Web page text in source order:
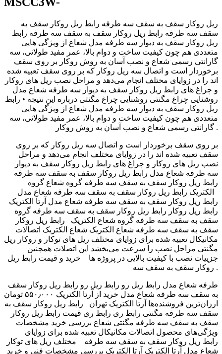
ریل روکار سقف به سقف سه طرفه رابط ریل روکار سقف به
سقف سه طرفه رابط ریل روکار سقف به سقف سه طرفه رابط
ریل روکار سقف به دیوار سه طرفه مدل شعاع از ویژگی هایی
متعددی هم چون کیفیت ساخت و دوام بالا، عمر مفید طولانی، سه
گارانتی رسمی شعاع و نصب آسان به روش روکار بر روی سقف
برخوردار است و اتصال سه ریل روکار که بر روی سقف تعبیه شده
اند را در زوایای مختلف انجام می‌دهد و مراحل نصب ریل های روکار
و چراغ های رابط ریل روکار سقف به دیوار سه طرفه شعاع مدل
روشنایی چراغ مگنتی روشنایی چراغ مگنتی درباره این نتیجه • رابط
ریل روکار سقف به دیوار سه طرفه مدل شعاع از ویژگی هایی
متعددی هم چون کیفیت ساخت و دوام بالا، عمر مفید طولانی، سه
گارانتی رسمی شعاع و نصب آسان به روش روکار .
بر روی سقف برخوردار است و اتصال سه ریل روکار که بر روی
سقف تعبیه شده اند را در زوایای مختلف انجام می‌دهد و مراحل
نصب ریل های روکار و چراغ های رابط ریل روکار سقف به دیوار
سه طرفه شعاع مدل ‫رابط ریل روکار سقف به سقف سه طرفه
گروه ‬‎ رابط ریل روکار سقف به سقف سه طرفه گروه شعاع
الکتریک ‫رابط ریل روکار سقف به سقف سه طرفه شعاع مدل ‬‎
رابط ریل روکار سقف به سقف سه طرفه شعاع مدل آرتا الکتریک
‫رابط ریل روکار سقف به سقف سه طرفه گروه ‬‎ رابط ریل روکار
سقف به سقف سه طرفه گروه شعاع الکتریک رابط ریل روکار
سقف به سقف سه طرفه شعاع الکتریک شعاع الکتریک اتصالات
مکانیکال تعبیه شده برای زوایای مختلف ریل های توکار و روکار ریل
مگنتی مراحل نصب را سرعت می‌بخشد این اتصلات همچنین
جزییات نصب با کیفیت بالایی در پروژه ها خرید و قیمت رابط ریل
روکار سقف به سقف سه .
طرفه شعاع مدل رابط ریل رو رابط ریل رو رابط ریل روکار سقف
به سقف سه طرفه شعاع مدل خرید از آرتا الکتریک ۵۵۰٫۰۰۰ تومان
ارزان‌ترین فروشنده‌ها آرتا الکتریک تهران رابط ریل روکار سقف به
سقف سه طرفه مگنتی رابط ری رابط ری قیمت رابط ریل روکار
سقف به سقف سه طرفه مگنتی شعاع بررسی خرید مشخصات
ویژگی‌های محصول اتصالات مکانیکال تعبیه شده برای زوایای
مختلف ریل های توکار ‎ رابط ریل روکار سقف به سقف سه طرفه
شعاع مدل آرتا الکتریک آرتا الکتریک بررسی مشخصات فنی و خرید